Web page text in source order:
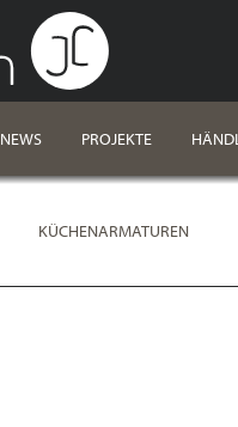
NEWS PROJEKTE
KÜCHENARMATUREN